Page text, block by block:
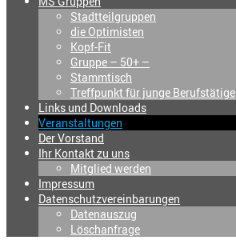
Stadtteilgruppen
die Optimisten
Kopf-Fit
Gruppe – 50+ –
Stammtisch
Treffpunkt für junge Berufstätige
Links und Downloads
Veranstaltungen
Der Vorstand
Ihr Kontakt zu uns
Mitglied werden
Impressum
Datenschutzvereinbarungen
Datenauszug
Löschanfrage